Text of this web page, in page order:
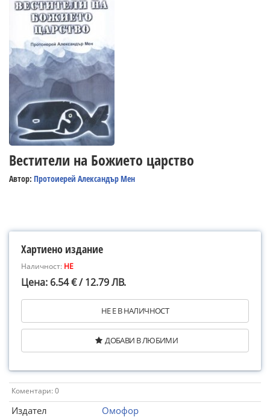
Вестители на Божието царство
Автор: Протоиерей Александър Мен
Хартиено издание
Наличност: НЕ
Цена: 6.54 € / 12.79 ЛВ.
НЕ Е В НАЛИЧНОСТ
ДОБАВИ В ЛЮБИМИ
Коментари: 0
Издател
Омофор